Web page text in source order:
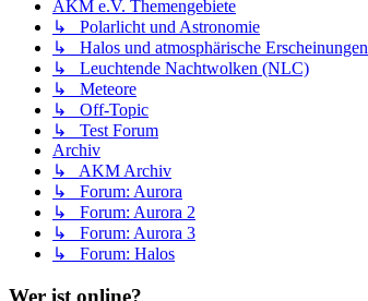
AKM e.V. Themengebiete
↳ Polarlicht und Astronomie
↳ Halos und atmosphärische Erscheinungen
↳ Leuchtende Nachtwolken (NLC)
↳ Meteore
↳ Off-Topic
↳ Test Forum
Archiv
↳ AKM Archiv
↳ Forum: Aurora
↳ Forum: Aurora 2
↳ Forum: Aurora 3
↳ Forum: Halos
Wer ist online?